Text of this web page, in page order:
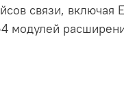
связи, включая
модулей